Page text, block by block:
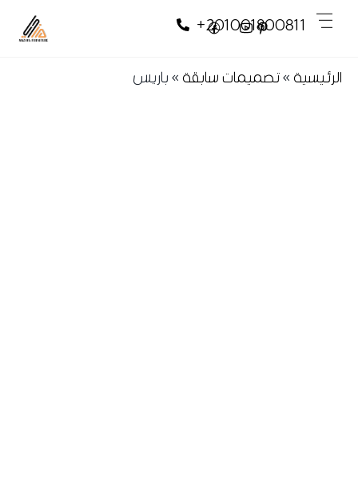
+201001800811
الرئيسية»تصميمات سابقة»باريس